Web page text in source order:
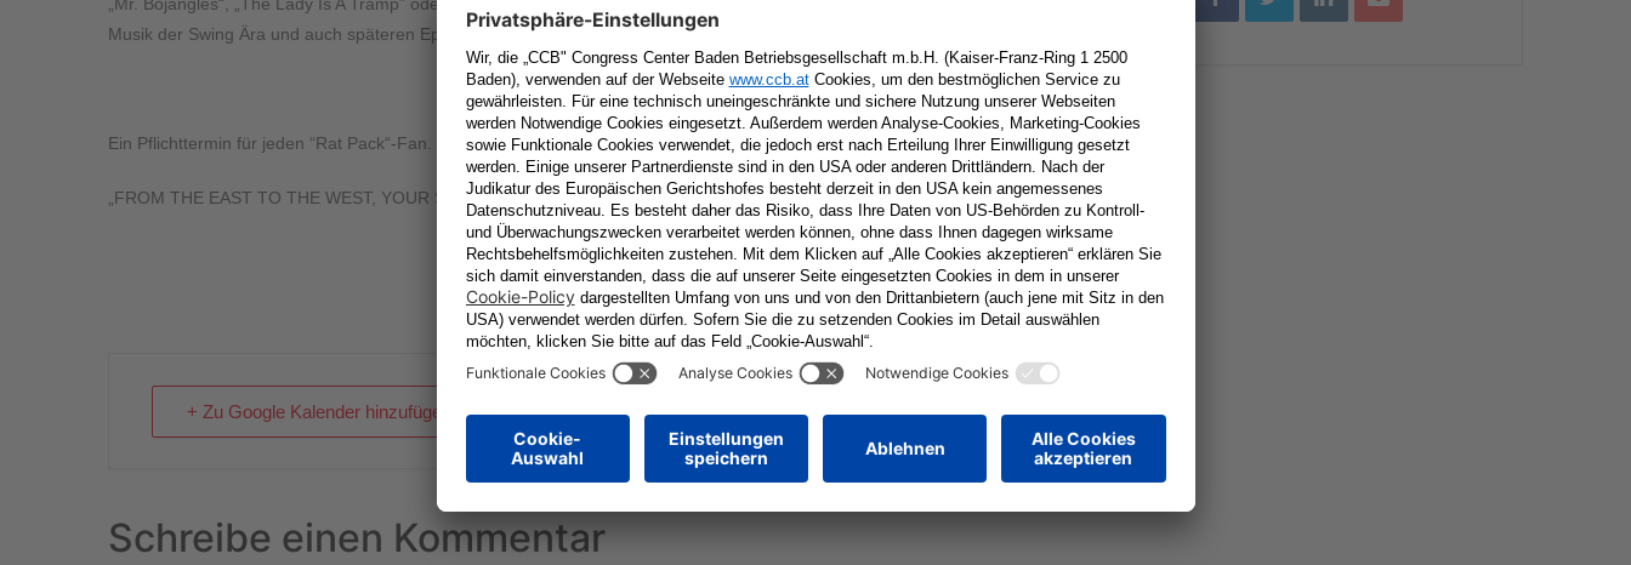
„Mr. Bojangles“, „The Lady Is A Tramp” oder “Everybody Loves Somebody Sometime”. Professionalität, Ohrwürmer und
Musik der Swing Ära und auch späteren Epoche sind garantiert.
Ein Pflichttermin für jeden “Rat Pack“-Fan.
„FROM THE EAST TO THE WEST, YOUR SWINGING GUEST”
+ Zu Google Kalender hinzufügen + iCal / Outlook export
Schreibe einen Kommentar